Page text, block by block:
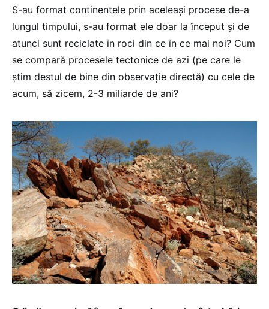
S-au format continentele prin aceleași procese de-a
lungul timpului, s-au format ele doar la început și de
atunci sunt reciclate în roci din ce în ce mai noi? Cum
se compară procesele tectonice de azi (pe care le
știm destul de bine din observație directă) cu cele de
acum, să zicem, 2-3 miliarde de ani?